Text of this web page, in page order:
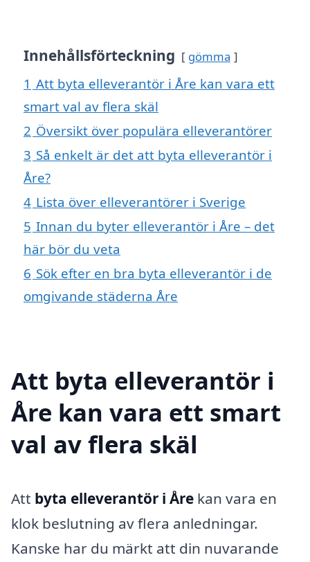
Innehållsförteckning gömma
1 Att byta elleverantör i Åre kan vara ett
smart val av flera skäl
2 Översikt över populära elleverantörer
3 Så enkelt är det att byta elleverantör i
Åre?
4 Lista över elleverantörer i Sverige
5 Innan du byter elleverantör i Åre – det
här bör du veta
6 Sök efter en bra byta elleverantör i de
omgivande städerna Åre
Att byta elleverantör i
Åre kan vara ett smart
val av flera skäl
Att byta elleverantör i Åre kan vara en
klok beslutning av flera anledningar.
Kanske har du märkt att din nuvarande